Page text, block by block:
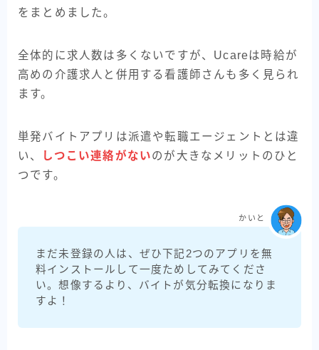
をまとめました。
全体的に求人数は多くないですが、Ucareは時給が
高めの介護求人と併用する看護師さんも多く見られ
ます。
単発バイトアプリは派遣や転職エージェントとは違
い、
しつこい連絡がないのが大きなメリットのひと
つです。
まだ未登録の人は、ぜひ下記2つのアプリを無
料インストールして一度ためしてみてくださ
い。想像するより、バイトが気分転換になりま
すよ！
かいと